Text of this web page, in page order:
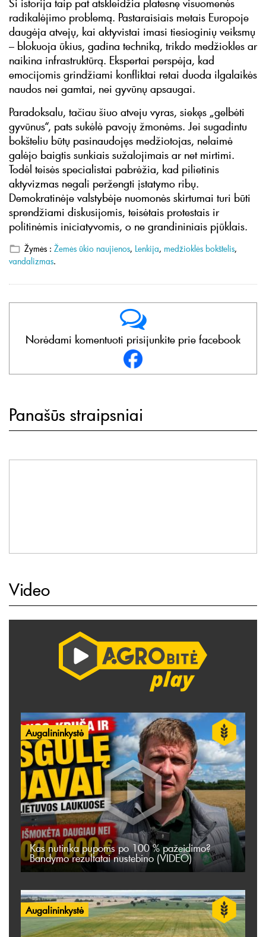
Ši istorija taip pat atskleidžia platesnę visuomenės
radikalėjimo problemą. Pastaraisiais metais Europoje
daugėja atvejų, kai aktyvistai imasi tiesioginių veiksmų
– blokuoja ūkius, gadina techniką, trikdo medžiokles ar
naikina infrastruktūrą. Ekspertai perspėja, kad
emocijomis grindžiami konfliktai retai duoda ilgalaikės
naudos nei gamtai, nei gyvūnų apsaugai.
Paradoksalu, tačiau šiuo atveju vyras, siekęs „gelbėti
gyvūnus“, pats sukėlė pavojų žmonėms. Jei sugadintu
bokšteliu būtų pasinaudojęs medžiotojas, nelaimė
galėjo baigtis sunkiais sužalojimais ar net mirtimi.
Todėl teisės specialistai pabrėžia, kad pilietinis
aktyvizmas negali peržengti įstatymo ribų.
Demokratinėje valstybėje nuomonės skirtumai turi būti
sprendžiami diskusijomis, teisėtais protestais ir
politinėmis iniciatyvomis, o ne grandininiais pjūklais.
Žymės : Žemės ūkio naujienos, Lenkija, medžioklės bokštelis,
vandalizmas.
Norėdami komentuoti prisijunkite prie facebook
Panašūs straipsniai
Video
Augalininkystė
Kas nutinka pupoms po 100 % pažeidimo?
Bandymo rezultatai nustebino (VIDEO)
Augalininkystė